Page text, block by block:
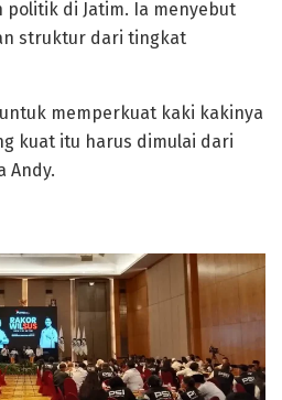
di Jatim. Ia menyebut
struktur dari tingkat
memperkuat kaki kakinya
kuat itu harus dimulai dari
Andy.